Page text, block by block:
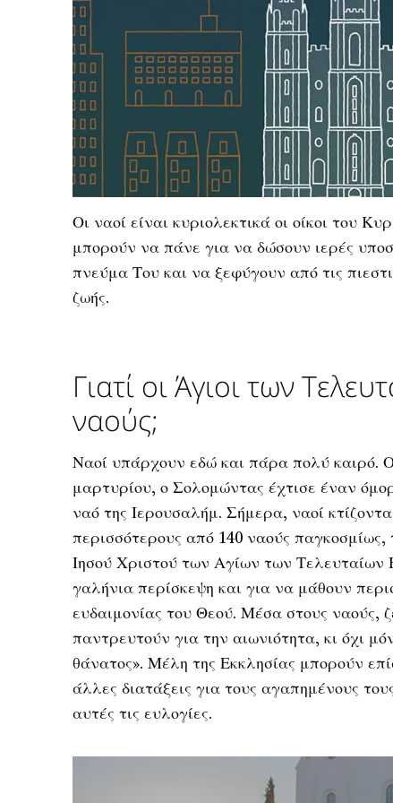
Οι ναοί είναι κυριολεκτικά οι οίκοι του
μπορούν να πάνε για να δώσουν ιερές
πνεύμα Του και να ξεφύγουν από τις
ζωής.
Γιατί οι Άγιοι των
ναούς;
Ναοί υπάρχουν εδώ και πάρα πολύ καιρό.
μαρτυρίου, ο Σολομώντας έχτισε έναν
ναό της Ιερουσαλήμ. Σήμερα, ναοί
περισσότερους από 140 ναούς παγκοσμίως,
Ιησού Χριστού των Αγίων των Τελευταίων
γαλήνια περίσκεψη και για να μάθουν
ευδαιμονίας του Θεού. Μέσα στους ναούς,
παντρευτούν για την αιωνιότητα, κι όχι
θάνατος». Μέλη της Εκκλησίας μπορούν
άλλες διατάξεις για τους αγαπημένους
αυτές τις ευλογίες.